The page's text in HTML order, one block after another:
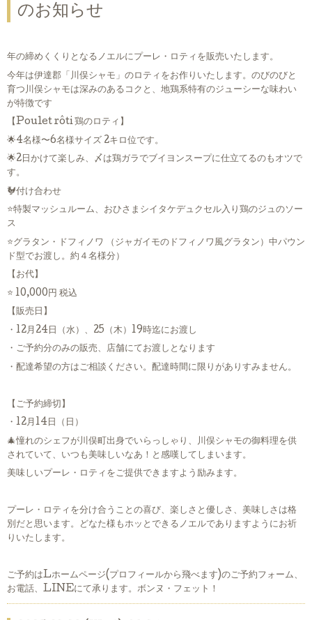
のお知らせ
年の締めくくりとなるノエルにプーレ・ロティを販売いたします。
今年は伊達郡「川俣シャモ」のロティをお作りいたします。のびのびと
育つ川俣シャモは深みのあるコクと、地鶏系特有のジューシーな味わい
が特徴です
【Poulet rôti 鶏のロティ】
🌟4名様〜6名様サイズ 2キロ位です。
🌟2日かけて楽しみ、〆は鶏ガラでブイヨンスープに仕立てるのもオツで
す。
🐓付け合わせ
⭐️特製マッシュルーム、おひさまシイタケデュクセル入り鶏のジュのソー
ス
⭐️グラタン・ドフィノワ （ジャガイモのドフィノワ風グラタン）中パウン
ド型でお渡し。約４名様分）
【お代】
⭐️ 10,000円 税込
【販売日】
・12月24日（水）、25（木）19時迄にお渡し
・ご予約分のみの販売、店舗にてお渡しとなります
・配達希望の方はご相談ください。配達時間に限りがありすみません。
【ご予約締切】
・12月14日（日）
🎄憧れのシェフが川俣町出身でいらっしゃり、川俣シャモの御料理を供
されていて、いつも美味しいなあ！と感嘆してしまいます。
美味しいプーレ・ロティをご提供できますよう励みます。
プーレ・ロティを分け合うことの喜び、楽しさと優しさ、美味しさは格
別だと思います。どなた様もホッとできるノエルでありますようにお祈
りいたします。
ご予約はLホームページ(プロフィールから飛べます)のご予約フォーム、
お電話、LINEにて承ります。ボンヌ・フェット！